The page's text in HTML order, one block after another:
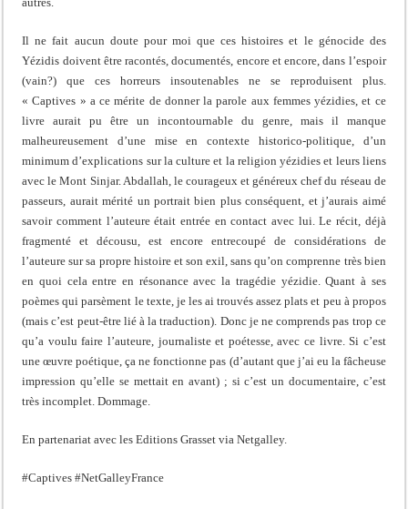
Il ne fait aucun doute pour moi que ces histoires et le génocide des
Yézidis doivent être racontés, documentés, encore et encore, dans l’espoir
(vain?) que ces horreurs insoutenables ne se reproduisent plus.
« Captives » a ce mérite de donner la parole aux femmes yézidies, et ce
livre aurait pu être un incontournable du genre, mais il manque
malheureusement d’une mise en contexte historico-politique, d’un
minimum d’explications sur la culture et la religion yézidies et leurs liens
avec le Mont Sinjar. Abdallah, le courageux et généreux chef du réseau de
passeurs, aurait mérité un portrait bien plus conséquent, et j’aurais aimé
savoir comment l’auteure était entrée en contact avec lui. Le récit, déjà
fragmenté et décousu, est encore entrecoupé de considérations de
l’auteure sur sa propre histoire et son exil, sans qu’on comprenne très bien
en quoi cela entre en résonance avec la tragédie yézidie. Quant à ses
poèmes qui parsèment le texte, je les ai trouvés assez plats et peu à propos
(mais c’est peut-être lié à la traduction). Donc je ne comprends pas trop ce
qu’a voulu faire l’auteure, journaliste et poétesse, avec ce livre. Si c’est
une œuvre poétique, ça ne fonctionne pas (d’autant que j’ai eu la fâcheuse
impression qu’elle se mettait en avant) ; si c’est un documentaire, c’est
très incomplet. Dommage.
En partenariat avec les Editions Grasset via Netgalley.
#Captives #NetGalleyFrance